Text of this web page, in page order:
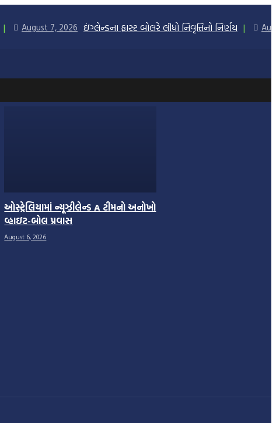
August 7, 2026 ઇંગ્લેન્ડના ફાસ્ટ બોલરે લીધો નિવૃત્તિનો નિર્ણય
ઓસ્ટ્રેલિયામાં ન્યૂઝીલેન્ડ A ટીમનો અનોખો
વ્હાઇટ-બોલ પ્રવાસ
August 6, 2026